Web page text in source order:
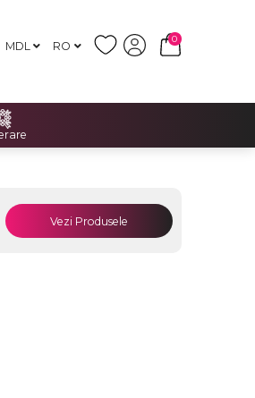
MDL RO
0
Vezi Produsele